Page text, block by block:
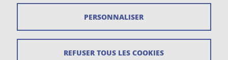
Données personnelles
REFUSER TOUS LES COOKIES
PERSONNALISER